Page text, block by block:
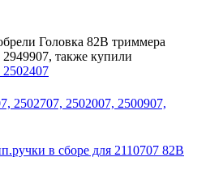
Головка 82В триммера
также купили
2502407
2502707, 2502007, 2500907,
в сборе для 2110707 82В